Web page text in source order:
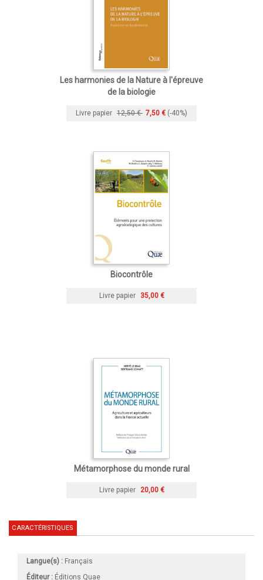
Les harmonies de la Nature à l'épreuve
de la biologie
Livre papier 12,50 € 7,50 € (-40%)
Biocontrôle
Livre papier 35,00 €
Métamorphose du monde rural
Livre papier 20,00 €
CARACTÉRISTIQUES
Langue(s) : Français
Éditeur : Éditions Quae